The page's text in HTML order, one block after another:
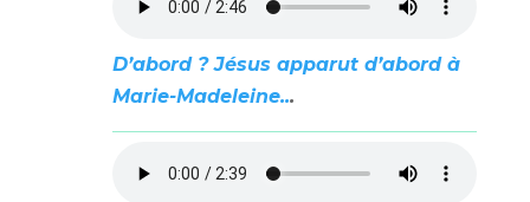
D’abord ? Jésus apparut d’abord à
Marie-Madeleine...